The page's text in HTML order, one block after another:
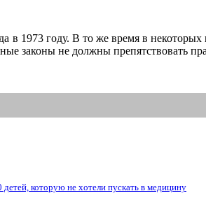
1973 году. В то же время в
законы не должны препятствовать
которую не хотели пускать в медицину